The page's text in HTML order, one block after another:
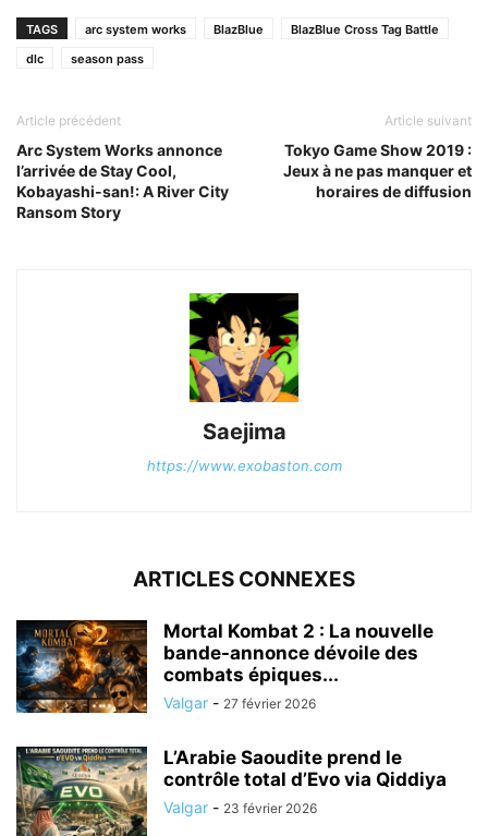
TAGS arc system works BlazBlue
BlazBlue Cross Tag Battle
dlc
season pass
Article précédent
Arc System Works annonce
l’arrivée de Stay Cool,
Kobayashi-san!: A River City
Ransom Story
Article suivant
Tokyo Game Show 2019 :
Jeux à ne pas manquer et
horaires de diffusion
Saejima
https://www.exobaston.com
ARTICLES CONNEXES
Mortal Kombat 2 : La nouvelle
bande-annonce dévoile des
combats épiques...
Valgar - 27 février 2026
L’Arabie Saoudite prend le
contrôle total d’Evo via Qiddiya
Valgar - 23 février 2026